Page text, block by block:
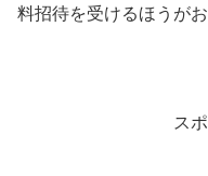
料招待を受けるほうがお
ス